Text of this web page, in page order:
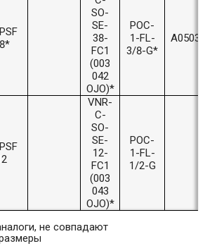
SO-
SE-
38-
FC1
(003
042
OJO)*
POC-
1-FL-
3/8-G*
VNR-
C-
SO-
SE-
12-
FC1
(003
043
OJO)*
POC-
1-FL-
1/2-G
не совпадают